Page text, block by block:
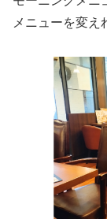
メニューを変え